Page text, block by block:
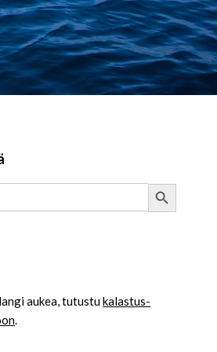
Search Button
aukea, tutustukalastus-
.